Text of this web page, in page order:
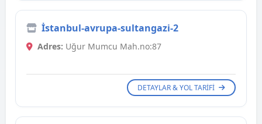
İstanbul-avrupa-sultangazi-2
Adres: Uğur Mumcu Mah.no:87
DETAYLAR & YOL TARIFI